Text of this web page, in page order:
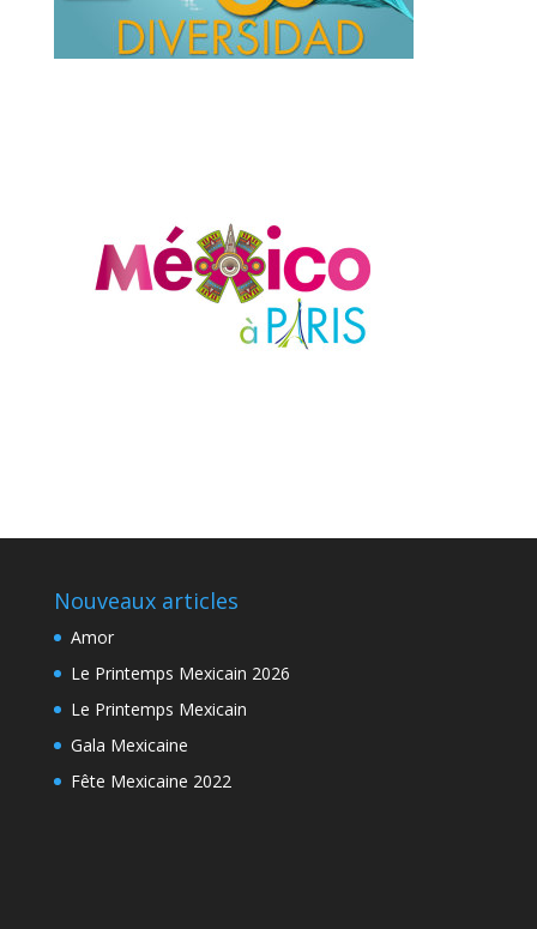
Nouveaux articles
Amor
Le Printemps Mexicain 2026
Le Printemps Mexicain
Gala Mexicaine
Fête Mexicaine 2022